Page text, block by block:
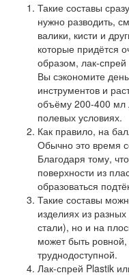
Такие составы
нужно разводить,
валики, кисти и
которые придётся
образом, лак-
Вы сэкономите
инструментов и
объёму 200-400 мл
полевых условиях.
Как правило, на
Обычно это время
Благодаря тому,
поверхности из
образоваться
Такие составы
изделиях из
стали), но и на
может быть ровной,
труднодоступной.
Лак-спрей Plastik